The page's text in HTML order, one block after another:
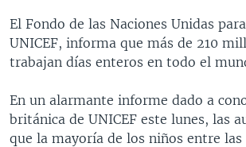
Salte
búsqueda
COLOMBIA
CHILE
PERÚ
ECUADOR
COSTA RICA
EL SALVADOR
GUATEMALA
HONDURAS
OTRAS SECCIONES
INMIGRACIÓN
LIBERTAD DE PRENSA
MUNDO
ESPECIALES DE LA VOA
LIBERTAD DE PRENSA
UCRANIA
El Fondo de las Naciones Unidas
UNICEF, informa que más de 210
trabajan días enteros en todo el
En un alarmante informe dado a
británica de UNICEF este lunes, las
que la mayoría de los niños entre las